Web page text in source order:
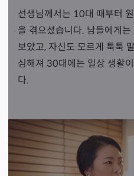
💛💛저는 사주나 명리를 할
는 점사 안봅니다. 보이는거
어른들께서도 아무말 안하셔
⚠️⚠️죄송합니다 재회운은 안봅
듣기 좋은 소리만 하지 않습
마음 열고 오세요  :-)
그래야 돈 안날리시는겁니다🫶
선생님께서는 10대 때부터
을 겪으셨습니다. 남들에게
보았고, 자신도 모르게 툭툭
심해져 30대에는 일상 생활
다.